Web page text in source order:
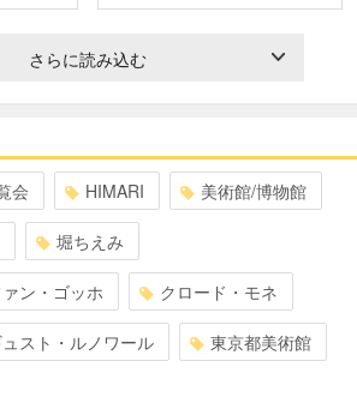
さらに読み込む
会 HIMARI 美術館/博物館
堀ちえみ
ン・ゴッホ クロード・モネ
スト・ルノワール 東京都美術館